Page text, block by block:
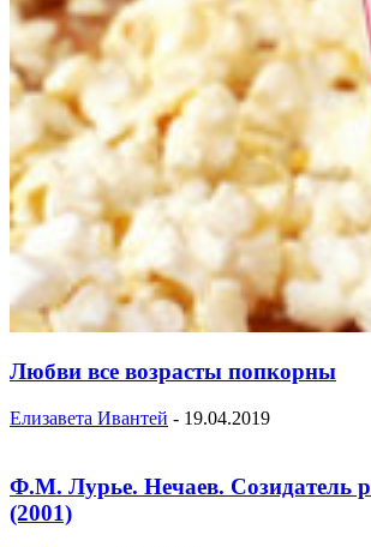
Любви все возрасты попкорны
Елизавета Ивантей - 19.04.2019
Ф.М. Лурье. Нечаев. Созидатель
(2001)